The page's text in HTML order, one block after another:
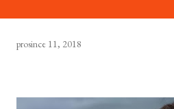
prosince 11, 2018